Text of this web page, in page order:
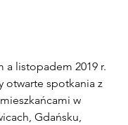
a listopadem 2019 r.
otwarte spotkania z
w
Gdańsku,